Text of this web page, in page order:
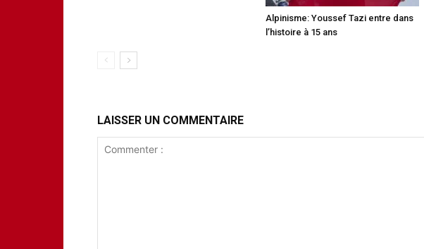
Alpinisme: Youssef Tazi entre dans
l’histoire à 15 ans
LAISSER UN COMMENTAIRE